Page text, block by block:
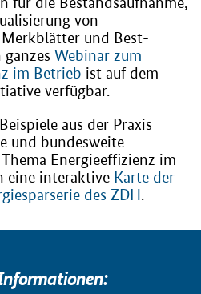
von
und Best-
Webinar zum
im Betrieb ist auf dem
verfügbar.
aus der Praxis
und bundesweite
Energieeffizienz im
eine interaktive Karte der
des ZDH.